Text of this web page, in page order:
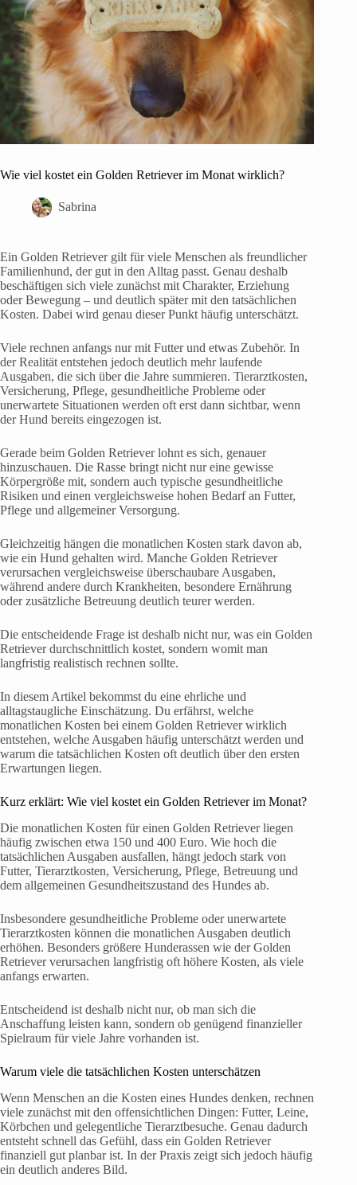
Wie viel kostet ein Golden Retriever im Monat wirklich?
Sabrina
Ein Golden Retriever gilt für viele Menschen als freundlicher
Familienhund, der gut in den Alltag passt. Genau deshalb
beschäftigen sich viele zunächst mit Charakter, Erziehung
oder Bewegung – und deutlich später mit den tatsächlichen
Kosten. Dabei wird genau dieser Punkt häufig unterschätzt.
Viele rechnen anfangs nur mit Futter und etwas Zubehör. In
der Realität entstehen jedoch deutlich mehr laufende
Ausgaben, die sich über die Jahre summieren. Tierarztkosten,
Versicherung, Pflege, gesundheitliche Probleme oder
unerwartete Situationen werden oft erst dann sichtbar, wenn
der Hund bereits eingezogen ist.
Gerade beim Golden Retriever lohnt es sich, genauer
hinzuschauen. Die Rasse bringt nicht nur eine gewisse
Körpergröße mit, sondern auch typische gesundheitliche
Risiken und einen vergleichsweise hohen Bedarf an Futter,
Pflege und allgemeiner Versorgung.
Gleichzeitig hängen die monatlichen Kosten stark davon ab,
wie ein Hund gehalten wird. Manche Golden Retriever
verursachen vergleichsweise überschaubare Ausgaben,
während andere durch Krankheiten, besondere Ernährung
oder zusätzliche Betreuung deutlich teurer werden.
Die entscheidende Frage ist deshalb nicht nur, was ein Golden
Retriever durchschnittlich kostet, sondern womit man
langfristig realistisch rechnen sollte.
In diesem Artikel bekommst du eine ehrliche und
alltagstaugliche Einschätzung. Du erfährst, welche
monatlichen Kosten bei einem Golden Retriever wirklich
entstehen, welche Ausgaben häufig unterschätzt werden und
warum die tatsächlichen Kosten oft deutlich über den ersten
Erwartungen liegen.
Kurz erklärt: Wie viel kostet ein Golden Retriever im Monat?
Die monatlichen Kosten für einen Golden Retriever liegen
häufig zwischen etwa 150 und 400 Euro. Wie hoch die
tatsächlichen Ausgaben ausfallen, hängt jedoch stark von
Futter, Tierarztkosten, Versicherung, Pflege, Betreuung und
dem allgemeinen Gesundheitszustand des Hundes ab.
Insbesondere gesundheitliche Probleme oder unerwartete
Tierarztkosten können die monatlichen Ausgaben deutlich
erhöhen. Besonders größere Hunderassen wie der Golden
Retriever verursachen langfristig oft höhere Kosten, als viele
anfangs erwarten.
Entscheidend ist deshalb nicht nur, ob man sich die
Anschaffung leisten kann, sondern ob genügend finanzieller
Spielraum für viele Jahre vorhanden ist.
Warum viele die tatsächlichen Kosten unterschätzen
Wenn Menschen an die Kosten eines Hundes denken, rechnen
viele zunächst mit den offensichtlichen Dingen: Futter, Leine,
Körbchen und gelegentliche Tierarztbesuche. Genau dadurch
entsteht schnell das Gefühl, dass ein Golden Retriever
finanziell gut planbar ist. In der Praxis zeigt sich jedoch häufig
ein deutlich anderes Bild.